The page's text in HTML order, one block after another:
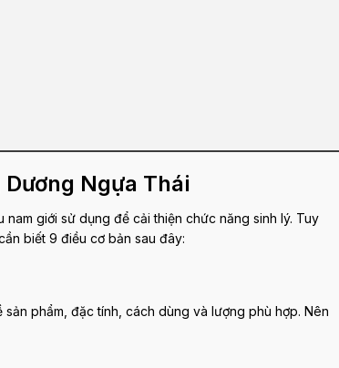
Ngựa Thái
giới sử dụng để cải thiện chức năng sinh lý. Tuy
biết 9 điều cơ bản sau đây:
phẩm, đặc tính, cách dùng và lượng phù hợp. Nên